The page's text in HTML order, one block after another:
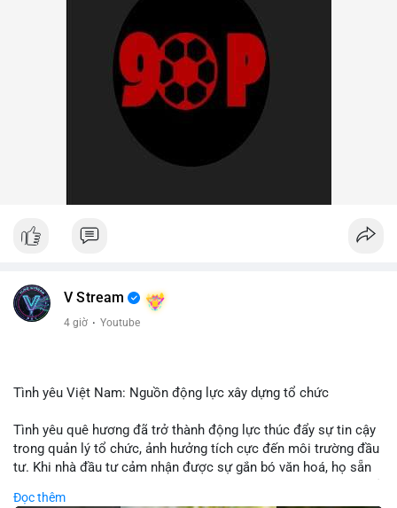
V Stream
4 giờ · Youtube
Tình yêu Việt Nam: Nguồn động lực xây dựng tổ chức
Tình yêu quê hương đã trở thành động lực thúc đẩy sự tin cậy
trong quản lý tổ chức, ảnh hưởng tích cực đến môi trường đầu
tư. Khi nhà đầu tư cảm nhận được sự gắn bó văn hoá, họ sẵn
các công ty blockchain và tiền mã hoá. Sự tăng cường niềm
Đọc thêm